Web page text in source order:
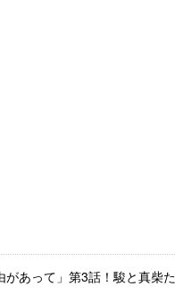
があって」第3話！駿と真柴